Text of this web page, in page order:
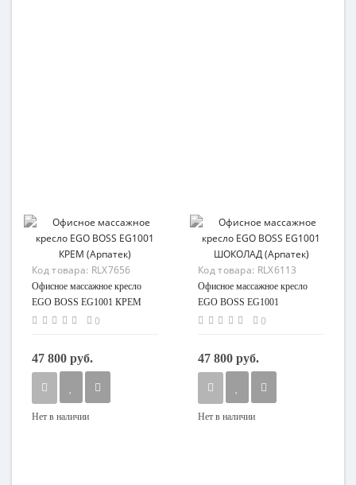
Код товара: RLX7656
Офисное массажное кресло
EGO BOSS EG1001 КРЕМ
(Арпатек)
0
47 800 руб.
Нет в наличии
Код товара: RLX6113
Офисное массажное кресло
EGO BOSS EG1001
ШОКОЛАД (Арпатек)
0
47 800 руб.
Нет в наличии